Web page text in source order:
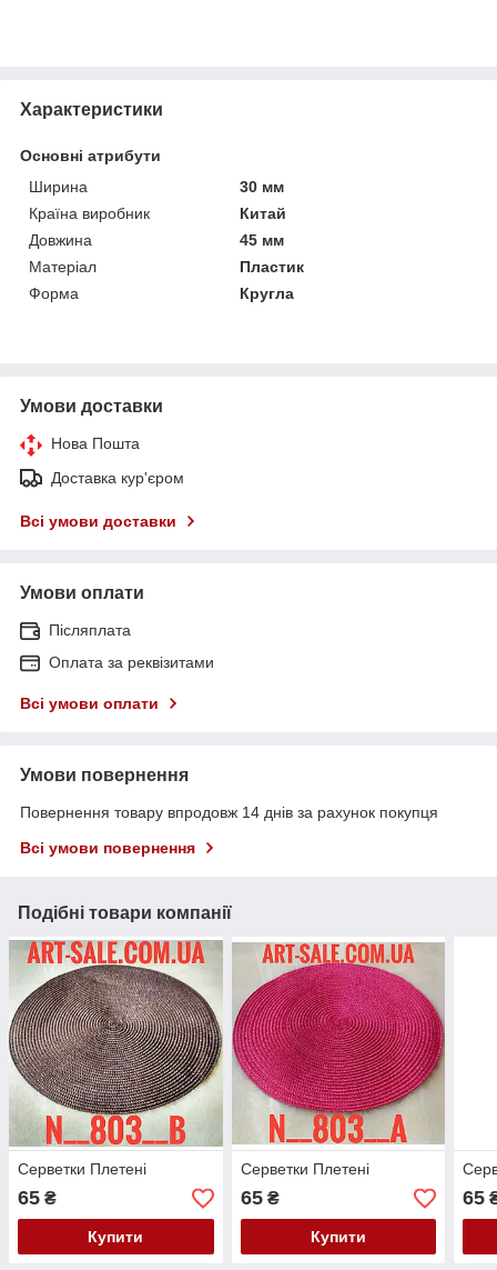
Характеристики
Основні атрибути
Ширина
30 мм
Країна виробник
Китай
Довжина
45 мм
Матеріал
Пластик
Форма
Кругла
Умови доставки
Нова Пошта
Доставка кур'єром
Всі умови доставки
Умови оплати
Післяплата
Оплата за реквізитами
Всі умови оплати
Умови повернення
Повернення товару впродовж 14 днів за рахунок покупця
Всі умови повернення
Подібні товари компанії
Серветки Плетені
65 ₴
Купити
Серветки Плетені
65₴
Купити
65